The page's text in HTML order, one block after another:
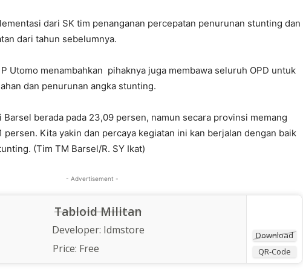
dari SK tim penanganan percepatan penurunan stunting dan
dari tahun sebelumnya.
Utomo menambahkan pihaknya juga membawa seluruh OPD untuk
dan penurunan angka stunting.
berada pada 23,09 persen, namun secara provinsi memang
persen. Kita yakin dan percaya kegiatan ini kan berjalan dengan baik
(Tim TM Barsel/R. SY Ikat)
- Advertisement -
Download
QR-Code
Tabloid Militan
Developer: Idmstore
Price: Free